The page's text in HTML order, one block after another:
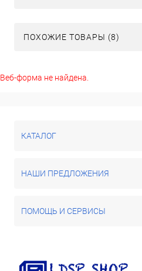
ПОХОЖИЕ ТОВАРЫ (8)
Веб-форма не найдена.
КАТАЛОГ
НАШИ ПРЕДЛОЖЕНИЯ
ПОМОЩЬ И СЕРВИСЫ